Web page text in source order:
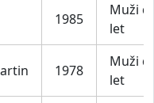
1985
Muži
let
1978
Muži
let